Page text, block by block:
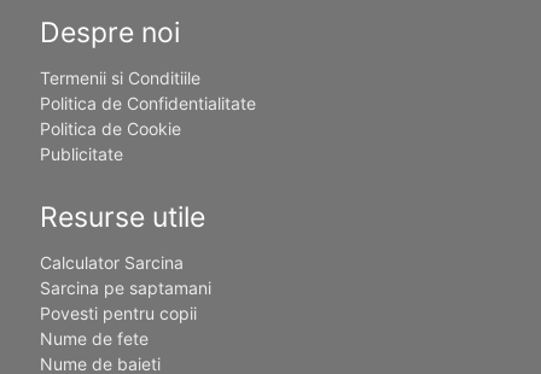
Despre noi
Termenii si Conditiile
Politica de Confidentialitate
Politica de Cookie
Publicitate
Resurse utile
Calculator Sarcina
Sarcina pe saptamani
Povesti pentru copii
Nume de fete
Nume de baieti